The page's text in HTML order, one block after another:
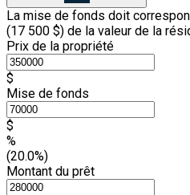
La mise de fonds doit
(17 500 $) de la valeur de la
Prix de la propriété
$
Mise de fonds
$
%
(20.0%)
Montant du prêt